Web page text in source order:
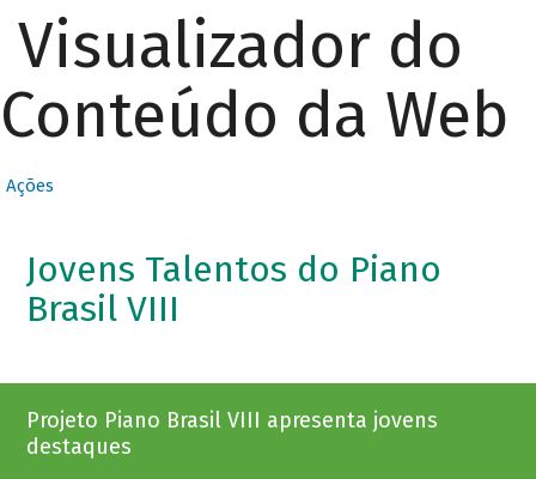
Visualizador do
Conteúdo da Web
Ações
Jovens Talentos do Piano
Brasil VIII
Projeto Piano Brasil VIII apresenta jovens
destaques